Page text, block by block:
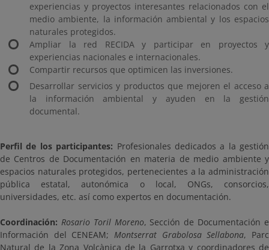
experiencias y proyectos interesantes relacionados con el
medio ambiente, la información ambiental y los espacios
naturales protegidos.
Ampliar la red RECIDA y participar en proyectos y
experiencias nacionales e internacionales.
Compartir recursos que optimicen las inversiones.
Desarrollar servicios y productos que mejoren el acceso a
la información ambiental y ayuden en la gestión
documental.
Perfil de los participantes: Profesionales dedicados a la gestión
de Centros de Documentación en materia de medio ambiente y
espacios naturales protegidos, pertenecientes a la administración
pública estatal, autonómica o local, ONGs, consorcios,
universidades, etc. así como expertos en documentación.
Coordinación: Rosario Toril Moreno, Sección de Documentación e
Información del CENEAM; Montserrat Grabolosa Sellabona, Parc
Natural de la Zona Volcànica de la Garrotxa y coordinadores de